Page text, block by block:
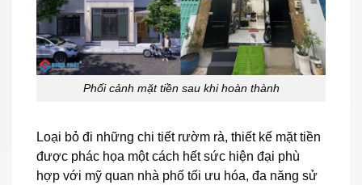
Phối cảnh mặt tiền sau khi hoàn thành
Loại bỏ đi những chi tiết rườm rà, thiết kế mặt tiền
được phác họa một cách hết sức hiện đại phù
hợp với mỹ quan nhà phố tối ưu hóa, đa năng sử